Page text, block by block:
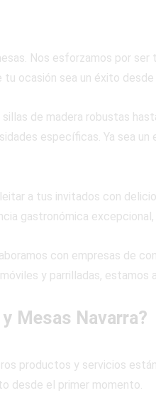
Nos esforzamos por
ocasión sea un éxito
sillas de madera robustas
específicas. Ya sea
a tus invitados con
gastronómica
con empresas de
y parrilladas, estamos
Mesas Navarra?
productos y servicios
desde el primer momento.